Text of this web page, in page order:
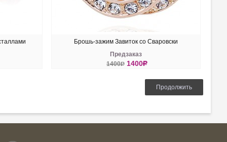
Брошь-зажим Завиток со Сваровски
Предзаказ
1400R 1400R
Продолжить